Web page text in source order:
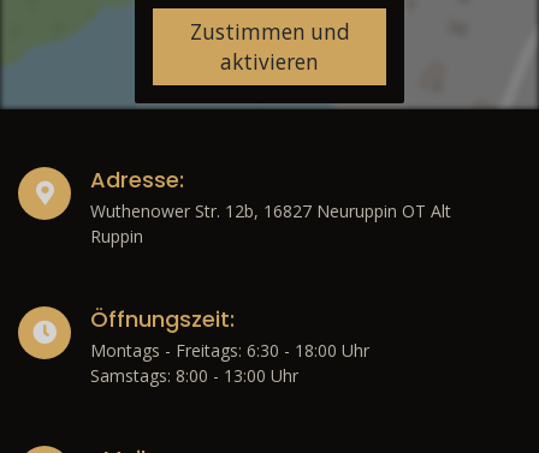
Zustimmen und
aktivieren
Adresse:
Wuthenower Str. 12b, 16827 Neuruppin OT Alt
Ruppin
Öffnungszeit:
Montags - Freitags: 6:30 - 18:00 Uhr
Samstags: 8:00 - 13:00 Uhr